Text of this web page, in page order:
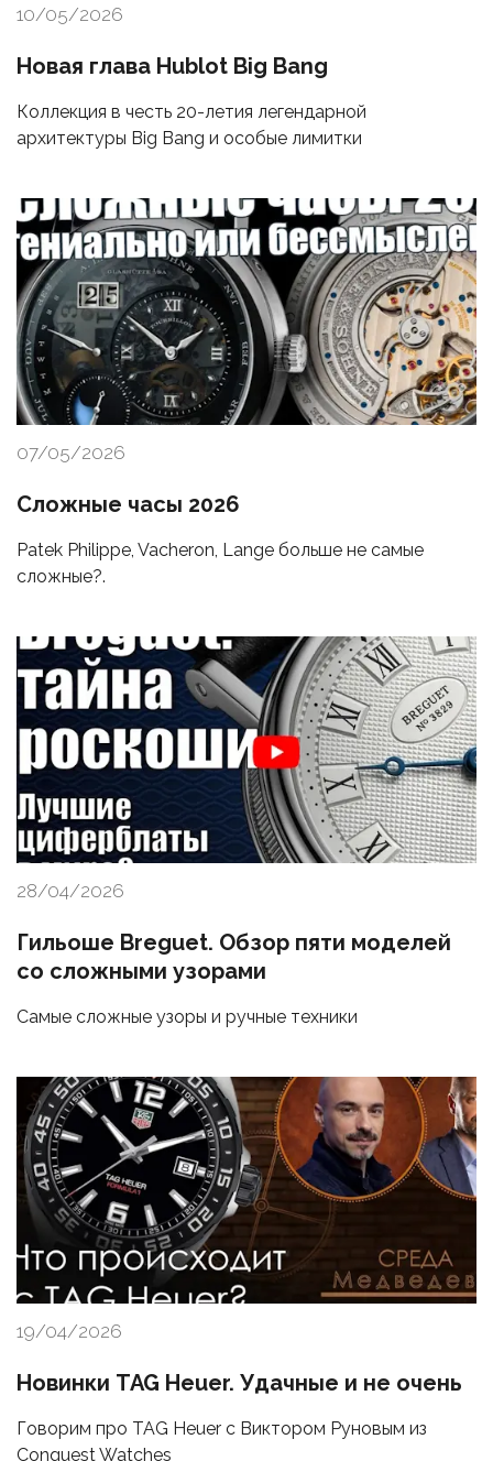
10/05/2026
Новая глава Hublot Big Bang
Коллекция в честь 20-летия легендарной
архитектуры Big Bang и особые лимитки
07/05/2026
Сложные часы 2026
Patek Philippe, Vacheron, Lange больше не самые
сложные?.
28/04/2026
Гильоше Breguet. Обзор пяти моделей
со сложными узорами
Самые сложные узоры и ручные техники
19/04/2026
Новинки TAG Heuer. Удачные и не очень
Говорим про TAG Heuer с Виктором Руновым из
Conquest Watches